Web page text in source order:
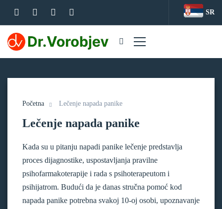
SR
Početna Lečenje napada panike
Lečenje napada panike
Kada su u pitanju napadi panike lečenje predstavlja
proces dijagnostike, uspostavljanja pravilne
psihofarmakoterapije i rada s psihoterapeutom i
psihijatrom. Budući da je danas stručna pomoć kod
napada panike potrebna svakoj 10-oj osobi, upoznavanje